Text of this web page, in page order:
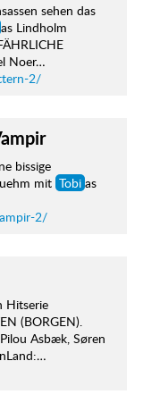
sehen das
as Lindholm
Noer…
2/
bissige
mit Tobi as
2/
Hitserie
(BORGEN).
Asbæk, Søren